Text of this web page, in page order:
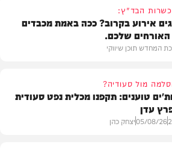
הבד"ץ:
אירוע בקרוב? ככה באמת מכבדים
שלכם.
המחדש תוכן שיווקי
מול סעודיה?
טוענים: תקפנו מכלית נפט סעודית
עדן
05/08/26יצחק כהן